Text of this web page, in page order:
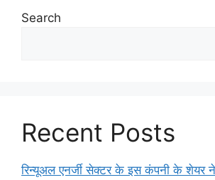
Search
Recent Posts
रिन्यूअल एनर्जी सेक्टर के इस कंपनी के शेयर